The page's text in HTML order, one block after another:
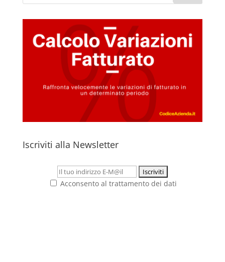
Iscriviti alla Newsletter
Acconsento al trattamento dei dati